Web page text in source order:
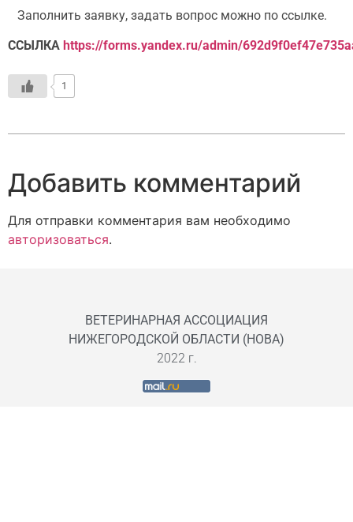
Заполнить заявку, задать вопрос можно по ссылке.
ССЫЛКА https://forms.yandex.ru/admin/
1
Добавить комментарий
Для отправки комментария вам необходимо
авторизоваться.
ВЕТЕРИНАРНАЯ АССОЦИАЦИЯ
НИЖЕГОРОДСКОЙ ОБЛАСТИ (НОВА)
2022 г.